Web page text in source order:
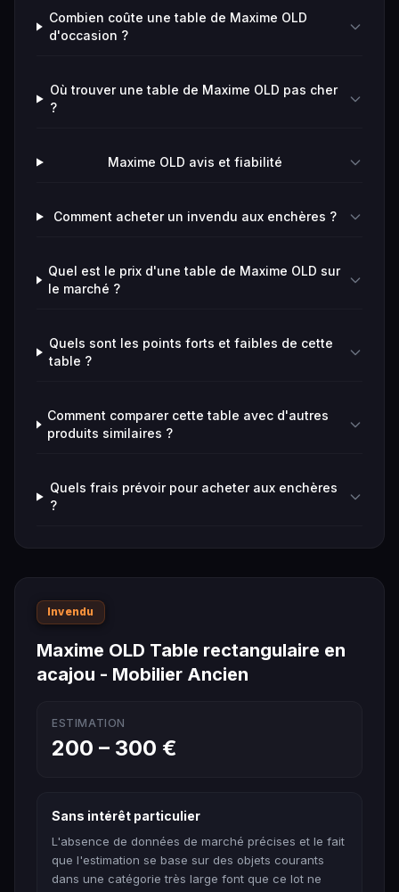
Combien coûte une table de Maxime OLD
d'occasion ?
Où trouver une table de Maxime OLD pas cher
?
Maxime OLD avis et fiabilité
Comment acheter un invendu aux enchères ?
Quel est le prix d'une table de Maxime OLD sur
le marché ?
Quels sont les points forts et faibles de cette
table ?
Comment comparer cette table avec d'autres
produits similaires ?
Quels frais prévoir pour acheter aux enchères
?
Invendu
Maxime OLD Table rectangulaire en
acajou - Mobilier Ancien
ESTIMATION
200 – 300 €
Sans intérêt particulier
L'absence de données de marché précises et le fait
que l'estimation se base sur des objets courants
dans une catégorie très large font que ce lot ne